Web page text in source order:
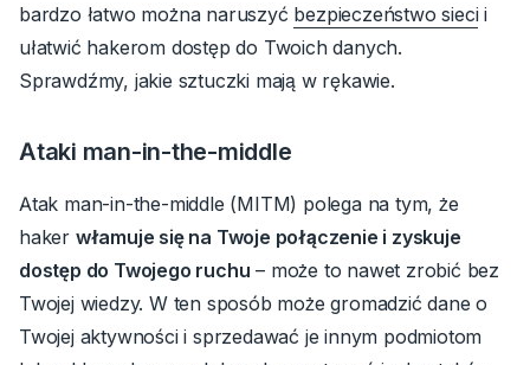
bardzo łatwo można naruszyć bezpieczeństwo siecii
ułatwić hakerom dostęp do Twoich danych.
Sprawdźmy, jakie sztuczki mają w rękawie.
Ataki man-in-the-middle
Atak man-in-the-middle (MITM) polega na tym, że
haker włamuje się na Twoje połączenie i zyskuje
dostęp do Twojego ruchu – może to nawet zrobić bez
Twojej wiedzy. W ten sposób może gromadzić dane o
Twojej aktywności i sprzedawać je innym podmiotom